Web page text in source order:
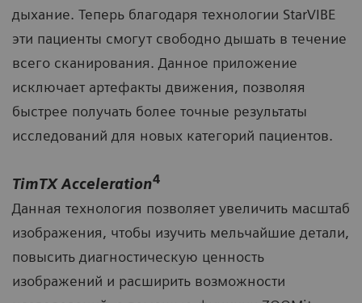
дыхание. Теперь благодаря технологии StarVIBE
эти пациенты смогут свободно дышать в течение
всего сканирования. Данное приложение
исключает артефакты движения, позволяя
быстрее получать более точные результаты
исследований для новых категорий пациентов.
TimTX Acceleration4
Данная технология позволяет увеличить масштаб
изображения, чтобы изучить мельчайшие детали,
повысить диагностическую ценность
изображений и расширить возможности